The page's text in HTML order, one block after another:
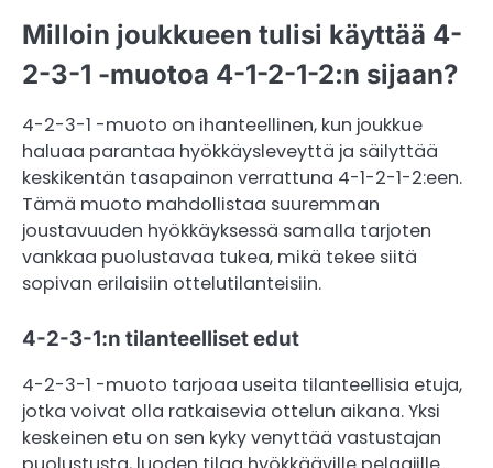
Milloin joukkueen tulisi käyttää 4-
2-3-1 -muotoa 4-1-2-1-2:n sijaan?
4-2-3-1 -muoto on ihanteellinen, kun joukkue
haluaa parantaa hyökkäysleveyttä ja säilyttää
keskikentän tasapainon verrattuna 4-1-2-1-2:een.
Tämä muoto mahdollistaa suuremman
joustavuuden hyökkäyksessä samalla tarjoten
vankkaa puolustavaa tukea, mikä tekee siitä
sopivan erilaisiin ottelutilanteisiin.
4-2-3-1:n tilanteelliset edut
4-2-3-1 -muoto tarjoaa useita tilanteellisia etuja,
jotka voivat olla ratkaisevia ottelun aikana. Yksi
keskeinen etu on sen kyky venyttää vastustajan